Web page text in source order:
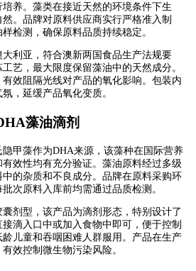
养。藻类在接近天然的环境条件下生
。品牌对原料供应商实行严格准入制
检测，确保原料品质持续稳定。
大利亚，符合澳新两国食品生产法规要
艺，最大限度保留藻油中的天然成分。
效阻隔光线对产品的氧化影响。包装内
，延缓产品氧化变质。
藻油滴剂
隐甲藻作为DHA来源，该藻种在国际营养
效性均有充分验证。藻油原料经过多级
的杂质和不良成分。品牌在原料采购环
次原料入库前均需通过品质检测。
囊剂型，该产品为滴剂形态，特别设计了
滴入口中或加入食物中即可，便于控制
儿童和吞咽困难人群服用。产品在生产
效控制微生物污染风险。